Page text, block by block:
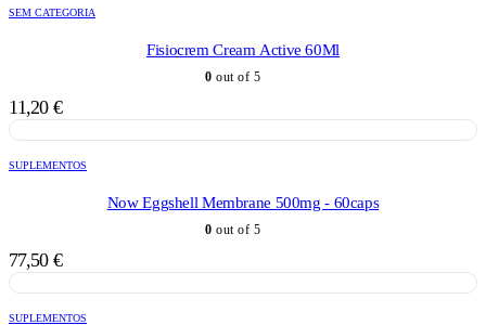
SEM CATEGORIA
Fisiocrem Cream Active 60Ml
0 out of 5
11,20 €
SUPLEMENTOS
Now Eggshell Membrane 500mg - 60caps
0 out of 5
77,50 €
SUPLEMENTOS